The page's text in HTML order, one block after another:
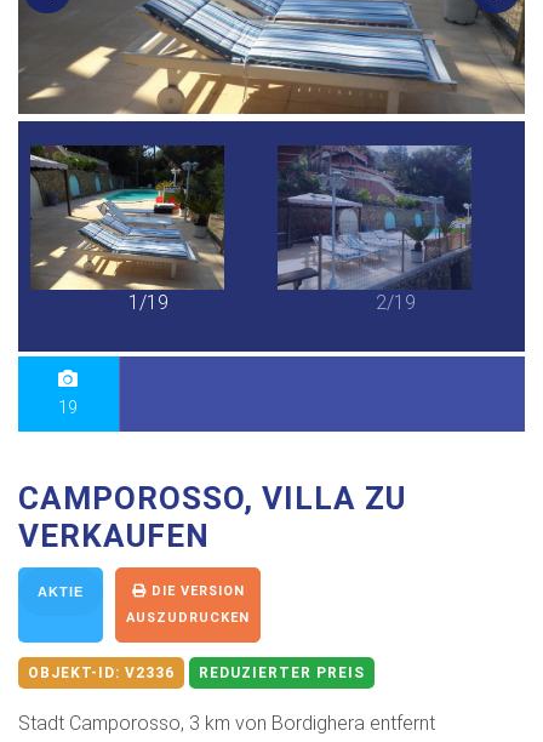
1/19 2/19
19
CAMPOROSSO, VILLA ZU
VERKAUFEN
AKTIE
DIE VERSION
AUSZUDRUCKEN
OBJEKT-ID: V2336 REDUZIERTER PREIS
Stadt Camporosso, 3 km von Bordighera entfernt